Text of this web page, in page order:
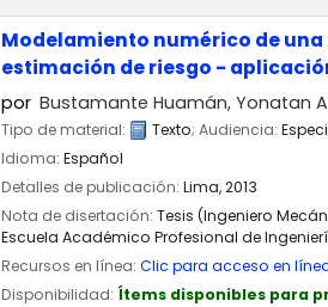
Modelamiento numérico de una
estimación de riesgo -
por Bustamante Huamán, Yonatan
Tipo de material: Texto; Audiencia:
Idioma: Español
Detalles de publicación: Lima,2013
Nota de disertación: Tesis (Ingeniero
Escuela Académico Profesional de
Recursos en línea: Clic para acceso en
Disponibilidad: Ítems disponibles para